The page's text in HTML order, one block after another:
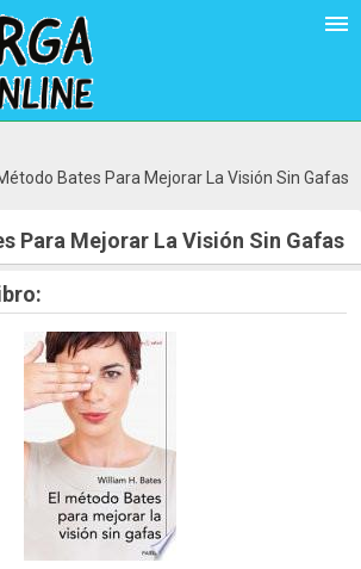
Bates Para Mejorar La Visión Sin Gafas
Para Mejorar La Visión Sin Gafas